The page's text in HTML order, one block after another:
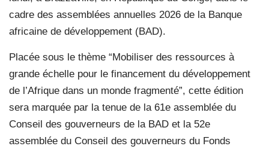
cadre des assemblées annuelles 2026 de la Banque
africaine de développement (BAD).
Placée sous le thème “Mobiliser des ressources à
grande échelle pour le financement du développement
de l’Afrique dans un monde fragmenté”, cette édition
sera marquée par la tenue de la 61e assemblée du
Conseil des gouverneurs de la BAD et la 52e
assemblée du Conseil des gouverneurs du Fonds